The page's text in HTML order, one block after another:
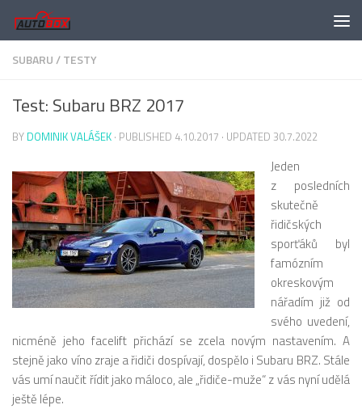
Skip to content
SUBARU/TESTY
Test: Subaru BRZ 2017
BY DOMINIK VALÁŠEK · PUBLISHED 4.10.2017 · UPDATED 30.7.2022
Jeden
z posledních
skutečně
řidičských
sporťáků byl
famózním
okreskovým
nářadím již od
svého uvedení,
nicméně jeho facelift přichází se zcela novým nastavením. A
stejně jako víno zraje a řidiči dospívají, dospělo i Subaru BRZ. Stále
vás umí naučit řídit jako máloco, ale „řidiče-muže“ z vás nyní udělá
ještě lépe.